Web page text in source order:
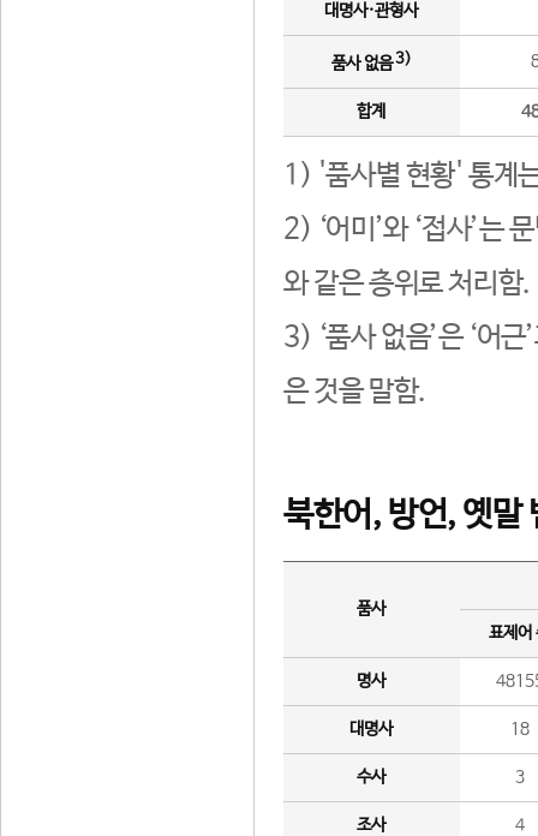
대명사·관형사
품사 없음3)
합계
1) '품사별 현황' 통계
2) ‘어미’와 ‘접사’는
와 같은 층위로 처리함.
3) ‘품사 없음’은 ‘어
은 것을 말함.
북한어, 방언, 옛말
품사
표제어
명사
대명사 18
수사 3
조사 4